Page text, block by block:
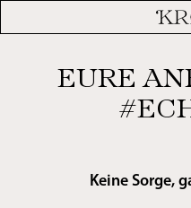
EURE
Keine Sorge,